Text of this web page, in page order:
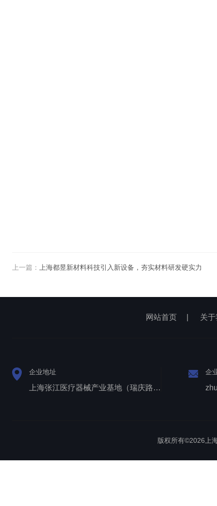
上一篇： 上海都昱新材料科技引入新设备，夯实材料研发硬实力
网站首页 关
企业地址
上海张江医疗器械产业基地（瑞庆路528号）
企
版权所有©2026